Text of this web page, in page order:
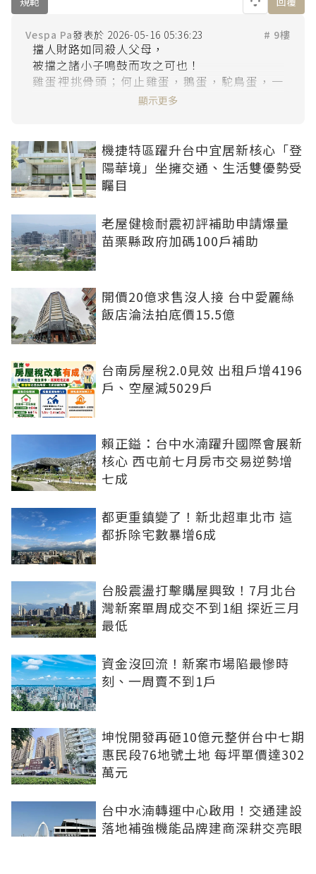
Vespa Pa 2026-05-16 05:36:23 # 9樓
擋人財路如同殺人父母，
被擋之諸小子鳴鼓而攻之可也！
雞蛋裡挑骨頭；何止雞蛋，鵝蛋，駝鳥蛋，一
顯示更多
機捷特區躍升台中宜居新核心「登
陽華境」坐擁交通、生活雙優勢受
矚目
老屋健檢耐震初評補助申請爆量
苗栗縣政府加碼100戶補助
開價20億求售沒人接 台中愛麗絲
飯店淪法拍底價15.5億
台南房屋稅2.0見效 出租戶增4196
戶、空屋減5029戶
賴正鎰：台中水湳躍升國際會展新
核心 西屯前七月房市交易逆勢增
七成
都更重鎮變了！新北超車北市 這
都拆除宅數暴增6成
台股震盪打擊購屋興致！7月北台
灣新案單周成交不到1組 探近三月
最低
資金沒回流！新案市場陷最慘時
刻、一周賣不到1戶
坤悅開發再砸10億元整併台中七期
惠民段76地號土地 每坪單價達302
萬元
台中水湳轉運中心啟用！交通建設
落地補強機能品牌建商深耕交亮眼